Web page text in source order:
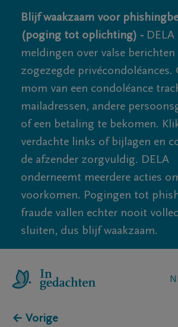
Blijf waakzaam voor
(poging tot oplichting) -
meldingen over valse berichten
zogezegde privécondoléances.
mom van een condoléance
mailadressen, andere
of een betaling te bekomen.
verdachte links of bijlagen en
de afzender zorgvuldig. DELA
onderneemt meerdere acties
voorkomen. Pogingen tot
fraude vallen echter nooit
sluiten, dus blijf waakzaam.
← Vorige